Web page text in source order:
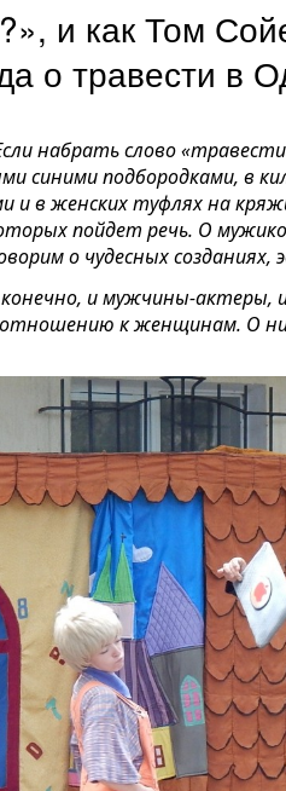
и как Том
о травести в
набрать слово
синими подбородками, в
и в женских туфлях на
пойдет речь. О
о чудесных
и мужчины-
к женщинам. О